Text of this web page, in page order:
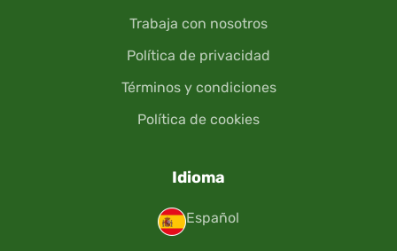
Trabaja con nosotros
Política de privacidad
Términos y condiciones
Política de cookies
Idioma
Español